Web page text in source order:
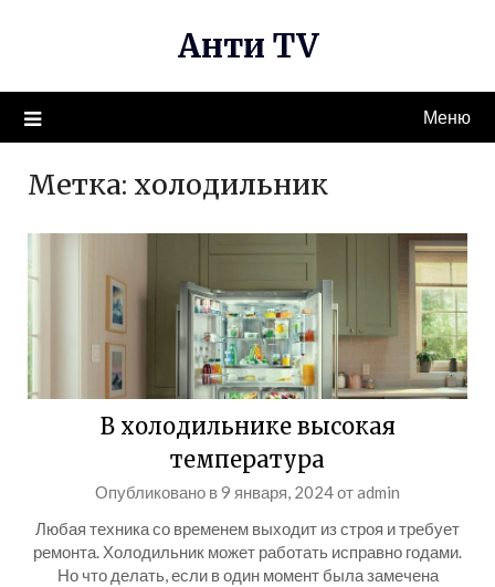
Анти TV
Меню
Метка: холодильник
В холодильнике высокая
температура
Опубликовано в9 января, 2024отadmin
Любая техника со временем выходит из строя и требует
ремонта. Холодильник может работать исправно годами.
Но что делать, если в один момент была замечена